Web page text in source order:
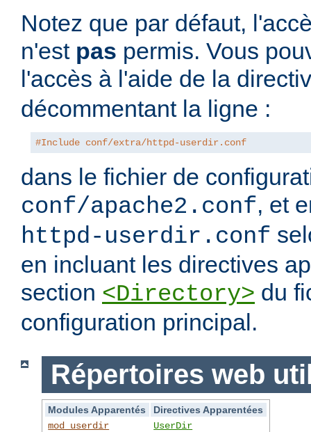
Notez que par défaut,
n'est pas permis. Vous
l'accès à l'aide de la
décommentant la ligne :
#Include conf/extra/httpd-userdir.conf
dans le fichier de
conf/apache2.conf, et
httpd-userdir.conf
en incluant les directives
section <Directory> du
configuration principal.
Répertoires web
Modules Apparentés
Directives Apparentées
mod_userdir
UserDir